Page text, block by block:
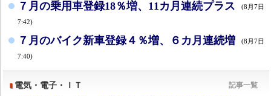
７月の乗用車登録18％増、11カ月連続プラス (8月7日
7:42)
７月のバイク新車登録４％増、６カ月連続増 (8月7日
7:40)
電気・電子・ＩＴ 記事一覧